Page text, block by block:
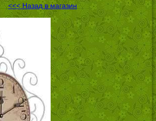
<<< Назад в магазин